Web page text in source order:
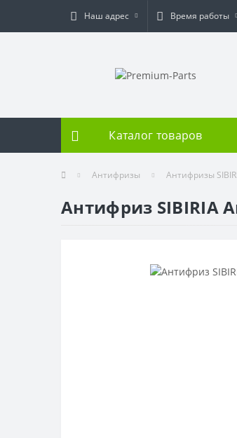
Наш адрес Время работы
Каталог товаров
Антифризы Антифризы
Антифриз SIBIRIA